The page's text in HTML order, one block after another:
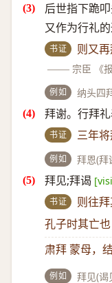
后世指下跪
又作为行礼
书证
则又
—— 宗臣 《
例如 纳头四
拜谢。行拜
书证 三年
例如 拜恩(拜
拜见;拜谒
书证 则往拜
孔子时其亡
肃拜 蒙母，
例如 拜见(谒